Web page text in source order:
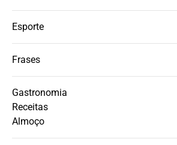
Esporte
Frases
Gastronomia
Receitas
Almoço